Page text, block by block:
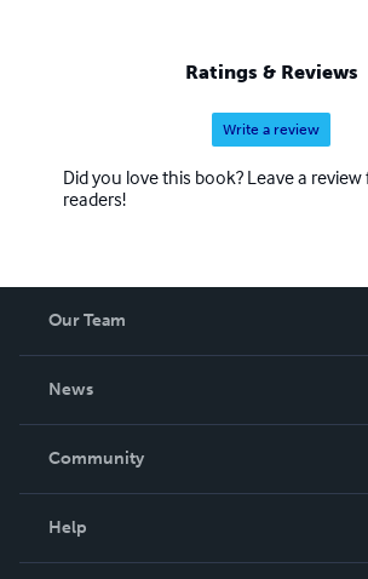
Maya, Le due guerre mondiali, Leggi
Ristorazione: Il grande libro dei
Sommelier, Regioni a tavola.
Ratings & Reviews
Write a review
Did you love this book? Leave a
readers!
Our Team
News
In The News
Community
Help